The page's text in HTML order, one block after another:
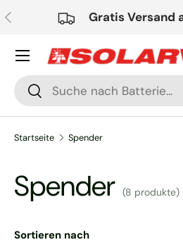
Direkt zum Inhalt
Vorherige Gratis Versand
Suchen
Suchen
Startseite Spender
Spender (8 produkte)
Sortieren nach